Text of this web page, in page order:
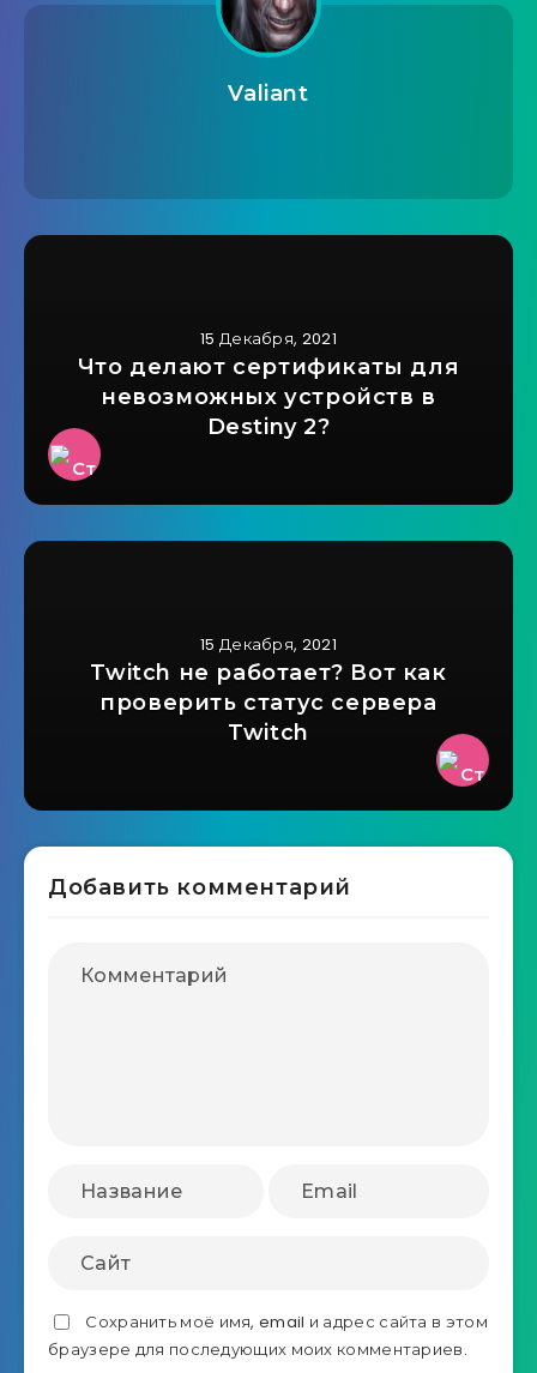
Valiant
15 Декабря, 2021
Что делают сертификаты для
невозможных устройств в
Destiny 2?
15 Декабря, 2021
Twitch не работает? Вот как
проверить статус сервера
Twitch
Добавить комментарий
Сохранить моё имя, email и адрес сайта в этом
браузере для последующих моих комментариев.